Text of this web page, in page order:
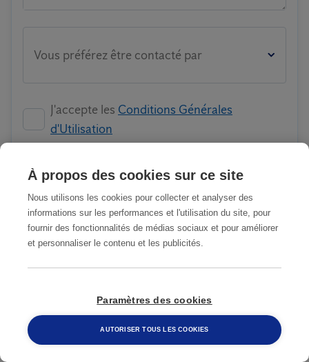
Vous préférez être contacté par
J'accepte les Conditions Générales
d'Utilisation
ENVOYER
1
Vous remplissez le formulaire de
contact
À propos des cookies sur ce site
Nous utilisons les cookies pour collecter et analyser des
informations sur les performances et l'utilisation du site, pour
fournir des fonctionnalités de médias sociaux et pour améliorer
et personnaliser le contenu et les publicités.
Paramètres des cookies
AUTORISER TOUS LES COOKIES